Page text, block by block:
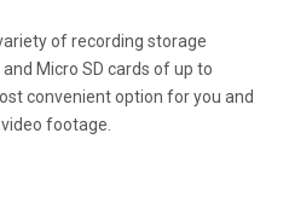
of recording storage
Micro SD cards of up to
convenient option for you and
footage.